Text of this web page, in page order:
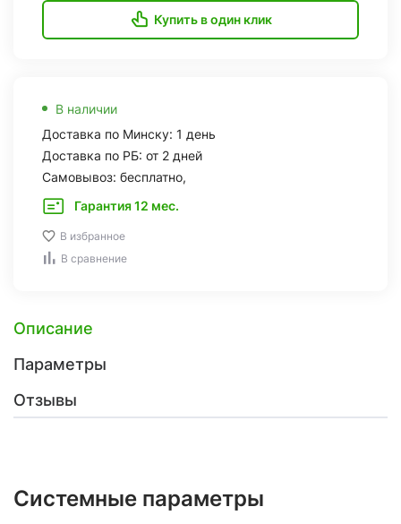
Купить в один клик
В наличии
Доставка по Минску: 1 день
Доставка по РБ: от 2 дней
Самовывоз: бесплатно,
Гарантия 12 мес.
В избранное
В сравнение
Описание
Параметры
Отзывы
Системные параметры